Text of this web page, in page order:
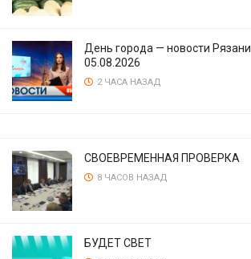
День города — новости Рязани
05.08.2026
2 ЧАСА НАЗАД
СВОЕВРЕМЕННАЯ ПРОВЕРКА
8 ЧАСОВ НАЗАД
БУДЕТ СВЕТ